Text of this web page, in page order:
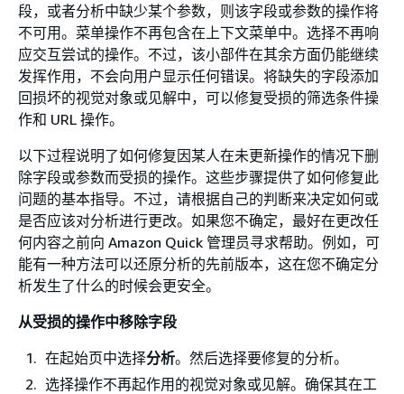
段，或者分析中缺少某个参数，则该字段或参数的操作将
不可用。菜单操作不再包含在上下文菜单中。选择不再响
应交互尝试的操作。不过，该小部件在其余方面仍能继续
发挥作用，不会向用户显示任何错误。将缺失的字段添加
回损坏的视觉对象或见解中，可以修复受损的筛选条件操
作和 URL 操作。
以下过程说明了如何修复因某人在未更新操作的情况下删
除字段或参数而受损的操作。这些步骤提供了如何修复此
问题的基本指导。不过，请根据自己的判断来决定如何或
是否应该对分析进行更改。如果您不确定，最好在更改任
何内容之前向 Amazon Quick 管理员寻求帮助。例如，可
能有一种方法可以还原分析的先前版本，这在您不确定分
析发生了什么的时候会更安全。
从受损的操作中移除字段
在起始页中选择分析。然后选择要修复的分析。
选择操作不再起作用的视觉对象或见解。确保其在工